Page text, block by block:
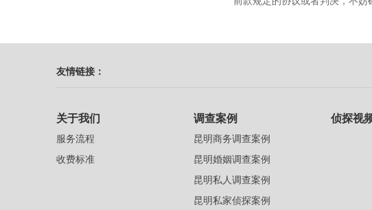
友情链接：
关于我们
服务流程
收费标准
调查案例
昆明商务调查案例
昆明婚姻调查案例
昆明私人调查案例
昆明私家侦探案例
侦探视